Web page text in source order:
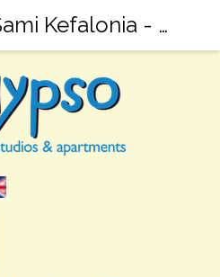
Apartments Sami Kefalonia - Kalypso Studios & Apartments Karavomilos Kefalonia - Kefalonia Accommodation